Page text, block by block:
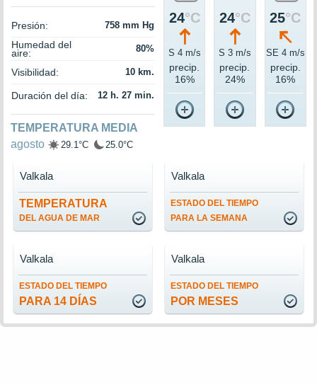
Presión: 758 mm Hg
Humedad del
aire: 80%
Visibilidad: 10 km.
Duración del día: 12 h. 27 min.
TEMPERATURA MEDIA
agosto
29.1°C 25.0°C
24°C
S 4 m/s
precip.
16%
24°C
S 3 m/s
precip.
24%
25°C
SE 4 m/s
precip.
16%
TEMPERATURA
DEL AGUA DE MAR
Valkala
ESTADO DEL TIEMPO
PARA LA SEMANA
Valkala
ESTADO DEL TIEMPO
PARA 14 DÍAS
Valkala
ESTADO DEL TIEMPO
POR MESES
Valkala